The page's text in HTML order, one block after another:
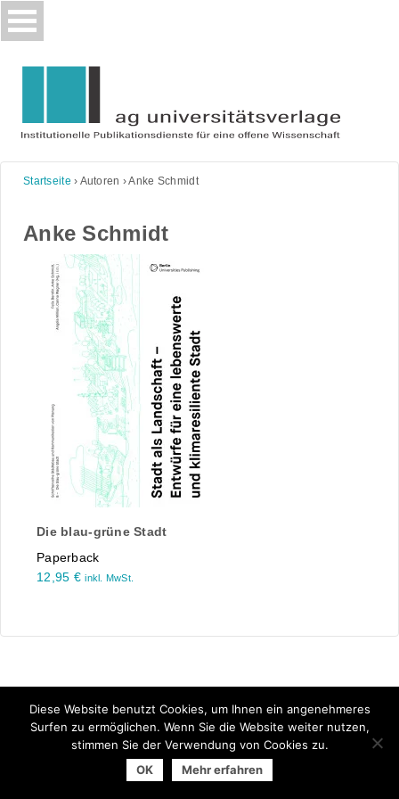
Skip
to
Startseite › Autoren ›Anke Schmidt
Anke Schmidt
Die blau-grüne Stadt
Paperback
12,95 € inkl. MwSt.
© 2025 Arbeitsgemeinschaft der Universitätsverlage | powered
|Impressum|Datenschutzhinweise
Diese Website benutzt Cookies, um Ihnen ein angenehmeres
Surfen zu ermöglichen. Wenn Sie die Website weiter nutzen,
stimmen Sie der Verwendung von Cookies zu.
OK
Mehr erfahren